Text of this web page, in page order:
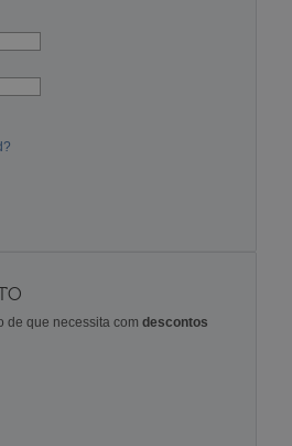
de que necessita com descontos